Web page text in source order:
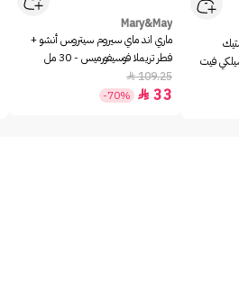
فيت
Mary&May
ماري اند ماي سيروم سيتروس أنشو +
فطر تريملا فوسيفورميس - 30 مل
109.25

33

-70%